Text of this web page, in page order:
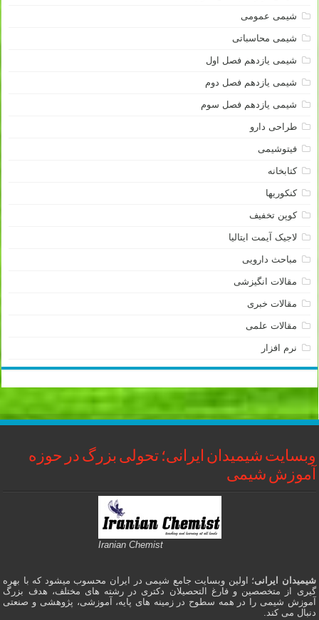
شیمی عمومی
شیمی محاسباتی
شیمی یازدهم فصل اول
شیمی یازدهم فصل دوم
شیمی یازدهم فصل سوم
طراحی دارو
فیتوشیمی
کتابخانه
کنکوریها
کوپن تخفیف
لاجیک آیمت ایتالیا
مباحث دارویی
مقالات انگیزشی
مقالات خبری
مقالات علمی
نرم افزار
وبسایت شیمیدان ایرانی؛ تحولی بزرگ در حوزه
آموزش شیمی
Iranian Chemist
شیمیدان ایرانی؛ اولین وبسایت جامع شیمی در ایران محسوب میشود که با بهره
گیری از متخصصین و فارغ التحصیلان دکتری در رشته های مختلف، هدف بزرگ
آموزش شیمی را در همه سطوح در زمینه های پایه، آموزشی، پژوهشی و صنعتی
دنبال می کند.